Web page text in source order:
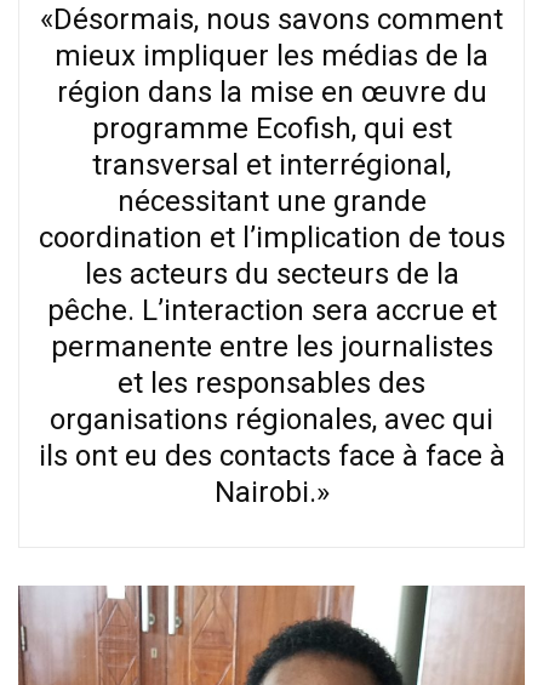
«Désormais, nous savons comment
mieux impliquer les médias de la
région dans la mise en œuvre du
programme Ecofish, qui est
transversal et interrégional,
nécessitant une grande
coordination et l’implication de tous
les acteurs du secteurs de la
pêche. L’interaction sera accrue et
permanente entre les journalistes
et les responsables des
organisations régionales, avec qui
ils ont eu des contacts face à face à
Nairobi.»